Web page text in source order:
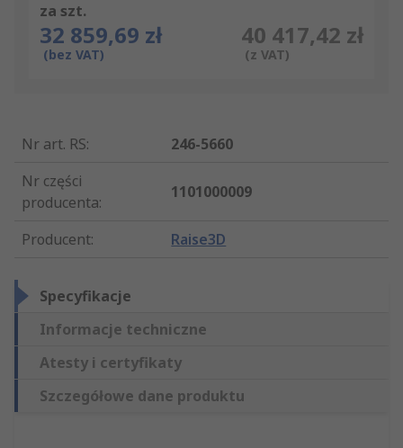
za szt.
32 859,69 zł
(bez VAT)
40 417,42 zł
(z VAT)
Nr art. RS:
246-5660
Nr części
producenta:
1101000009
Producent: Raise3D
Specyfikacje
Informacje techniczne
Atesty i certyfikaty
Szczegółowe dane produktu